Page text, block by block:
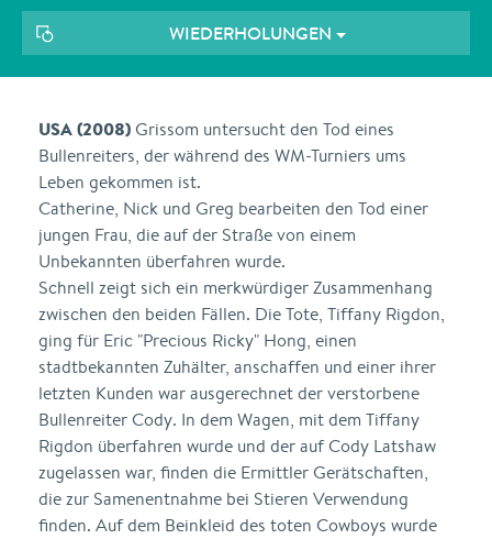
WIEDERHOLUNGEN
USA (2008)Grissom untersucht den Tod eines
Bullenreiters, der während des WM-Turniers ums
Leben gekommen ist.
Catherine, Nick und Greg bearbeiten den Tod einer
jungen Frau, die auf der Straße von einem
Unbekannten überfahren wurde.
Schnell zeigt sich ein merkwürdiger Zusammenhang
zwischen den beiden Fällen. Die Tote, Tiffany Rigdon,
ging für Eric "Precious Ricky" Hong, einen
stadtbekannten Zuhälter, anschaffen und einer ihrer
letzten Kunden war ausgerechnet der verstorbene
Bullenreiter Cody. In dem Wagen, mit dem Tiffany
Rigdon überfahren wurde und der auf Cody Latshaw
zugelassen war, finden die Ermittler Gerätschaften,
die zur Samenentnahme bei Stieren Verwendung
finden. Auf dem Beinkleid des toten Cowboys wurde